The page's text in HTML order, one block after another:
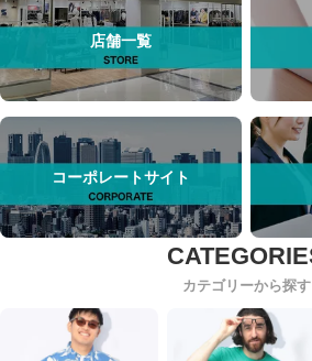
店舗一覧
コーポレートサイト
カテゴリーから探す